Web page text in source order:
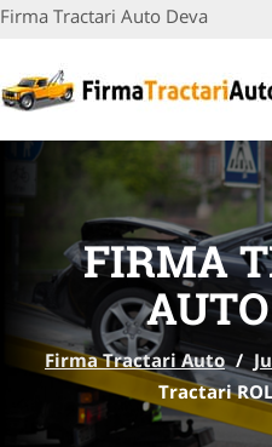
Firma Tractari Auto Deva
FIRMA
Firma Tractari Auto /
Tractari